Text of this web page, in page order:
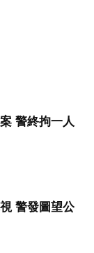
警終拘一人
警發圖望公